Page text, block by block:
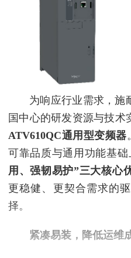
为响应行业需求，施
国中心的研发资源与技术
ATV610QC通用型变频器
可靠品质与通用功能基础
用、强韧易护”三大核心
更稳健、更契合需求的
择。
紧凑易装，降低运维